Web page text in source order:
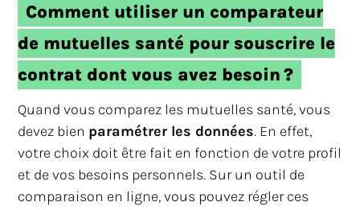
Comment utiliser un comparateur
de mutuelles santé pour souscrire le
contrat dont vous avez besoin ?
Quand vous comparez les mutuelles santé, vous
devez bien paramétrer les données. En effet,
votre choix doit être fait en fonction de votre profil
et de vos besoins personnels. Sur un outil de
comparaison en ligne, vous pouvez régler ces